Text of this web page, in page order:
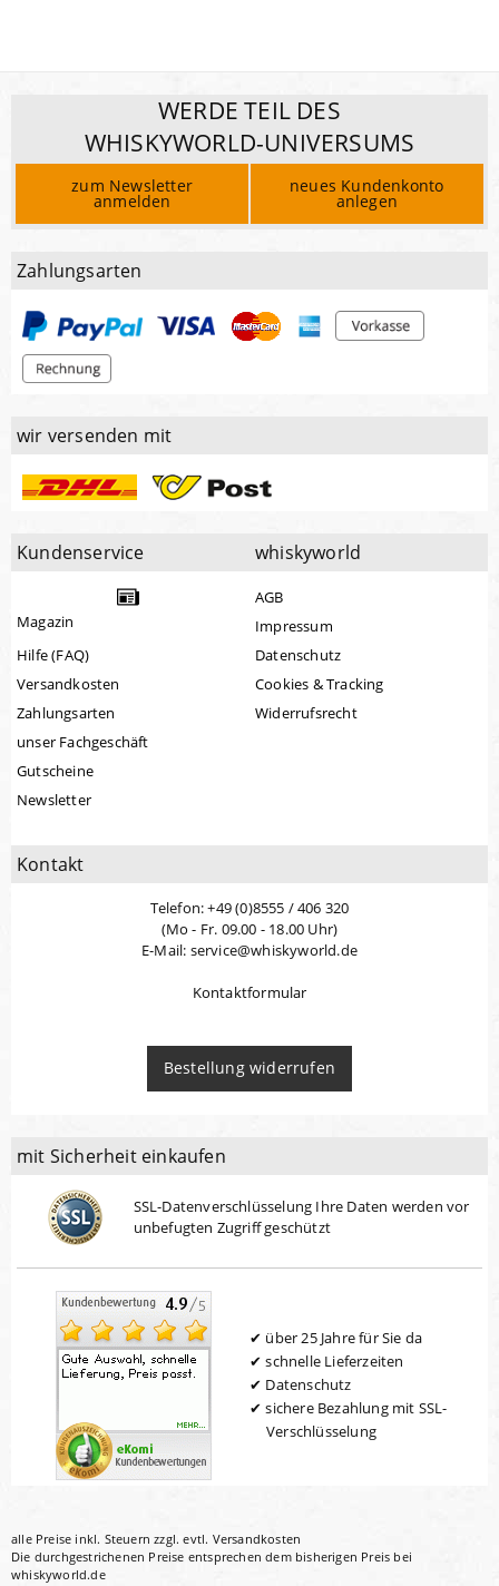
WERDE TEIL DES
WHISKYWORLD-UNIVERSUMS
zum Newsletter
anmelden
neues Kundenkonto
anlegen
Zahlungsarten
wir versenden mit
Kundenservice
Magazin
Hilfe (FAQ)
Versandkosten
Zahlungsarten
unser Fachgeschäft
Gutscheine
Newsletter
whiskyworld
AGB
Impressum
Datenschutz
Cookies & Tracking
Widerrufsrecht
Kontakt
Telefon: +49 (0)8555 / 406 320
(Mo - Fr. 09.00 - 18.00 Uhr)
E-Mail: service@whiskyworld.de
Kontaktformular
Bestellung widerrufen
mit Sicherheit einkaufen
SSL-Datenverschlüsselung Ihre Daten werden vor
unbefugten Zugriff geschützt
über 25 Jahre für Sie da
schnelle Lieferzeiten
Datenschutz
sichere Bezahlung mit SSL-
Verschlüsselung
alle Preise inkl. Steuern zzgl. evtl. Versandkosten
Die durchgestrichenen Preise entsprechen dem bisherigen Preis bei
whiskyworld.de